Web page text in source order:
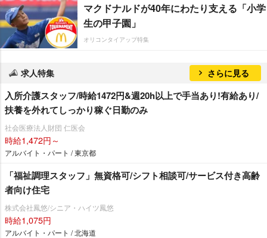
マクドナルドが40年にわたり支える「小学
生の甲子園」
オリコンタイアップ特集
求人特集 さらに見る
入所介護スタッフ/時給1472円&週20h以上で手当あり!有給あり/
扶養を外れてしっかり稼ぐ日勤のみ
社会医療法人財団 仁医会
時給1,472円～
アルバイト・パート / 東京都
「福祉調理スタッフ」無資格可/シフト相談可/サービス付き高齢
者向け住宅
株式会社鳳悠/シニア・ハイツ鳳悠
時給1,075円
アルバイト・パート / 北海道